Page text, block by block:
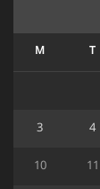
M T
3 4
10 11